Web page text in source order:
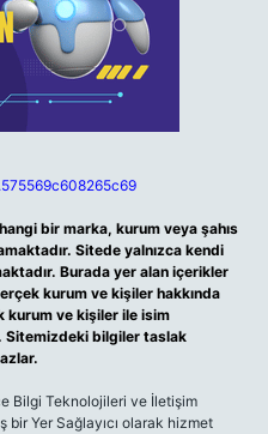
bir marka, kurum veya şahıs
Sitede yalnızca kendi
Burada yer alan içerikler
kurum ve kişiler hakkında
kurum ve kişiler ile isim
Sitemizdeki bilgiler taslak
Bilgi Teknolojileri ve İletişim
bir Yer Sağlayıcı olarak hizmet